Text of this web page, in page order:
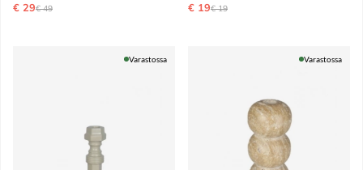
€ 29Normaali hinta
€ 49 € 19Normaali hinta
€ 19
Varastossa Varastossa